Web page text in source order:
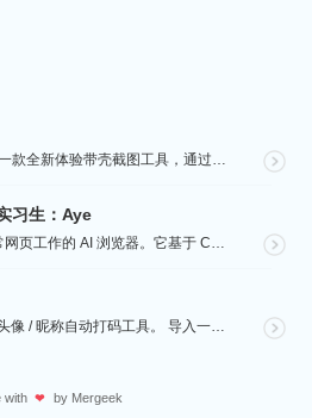
「OneMockup」是一款全新体验带壳截图工具，通过导入个人照片和丰富的设备模型，用户可以轻松创建...
习生：Aye
Aye 是一款面向日常网页工作的 AI 浏览器。它基于 Chromium 构建，保留接近谷歌浏览器的...
自定义超准确的 AI 头像 / 昵称自动打码工具。 导入一张微信聊天截图，或者抖音/小红书/微博评论...
with ❤ by Mergeek